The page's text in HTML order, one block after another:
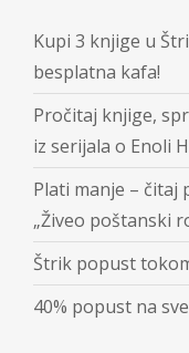
Kupi 3 knjige u
besplatna kafa!
Pročitaj knjige,
iz serijala o Enoli
Plati manje – čitaj
„Živeo poštanski
Štrik popust
40% popust na